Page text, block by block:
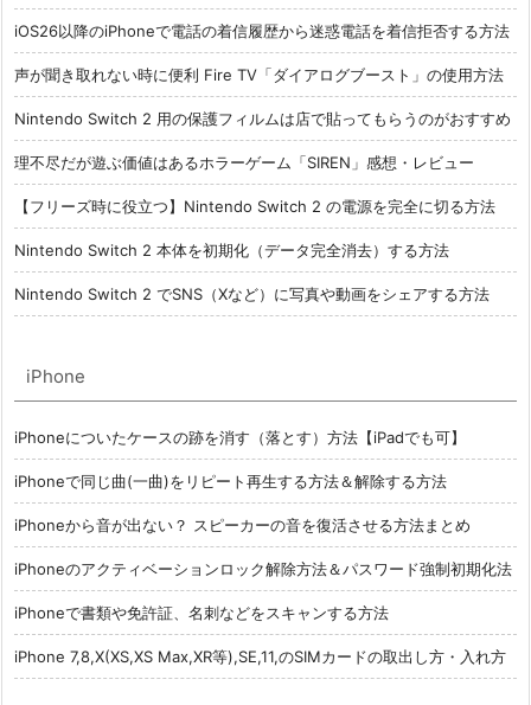
iOS26以降のiPhoneで電話の着信履歴から迷惑電話を着信拒否する方法
声が聞き取れない時に便利 Fire TV「ダイアログブースト」の使用方法
Nintendo Switch 2 用の保護フィルムは店で貼ってもらうのがおすすめ
理不尽だが遊ぶ価値はあるホラーゲーム「SIREN」感想・レビュー
【フリーズ時に役立つ】Nintendo Switch 2 の電源を完全に切る方法
Nintendo Switch 2 本体を初期化（データ完全消去）する方法
Nintendo Switch 2 でSNS（Xなど）に写真や動画をシェアする方法
iPhone
iPhoneについたケースの跡を消す（落とす）方法【iPadでも可】
iPhoneで同じ曲(一曲)をリピート再生する方法＆解除する方法
iPhoneから音が出ない？ スピーカーの音を復活させる方法まとめ
iPhoneのアクティベーションロック解除方法＆パスワード強制初期化法
iPhoneで書類や免許証、名刺などをスキャンする方法
iPhone 7,8,X(XS,XS Max,XR等),SE,11,のSIMカードの取出し方・入れ方